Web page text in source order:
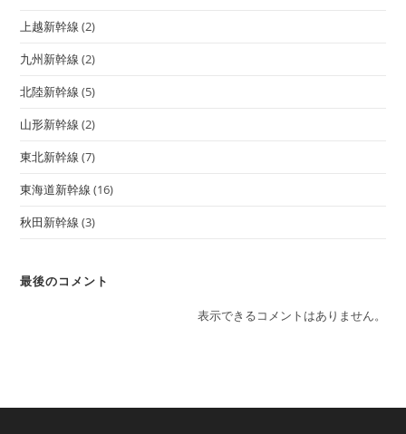
上越新幹線 (2)
九州新幹線 (2)
北陸新幹線 (5)
山形新幹線 (2)
東北新幹線 (7)
東海道新幹線 (16)
秋田新幹線 (3)
最後のコメント
表示できるコメントはありません。